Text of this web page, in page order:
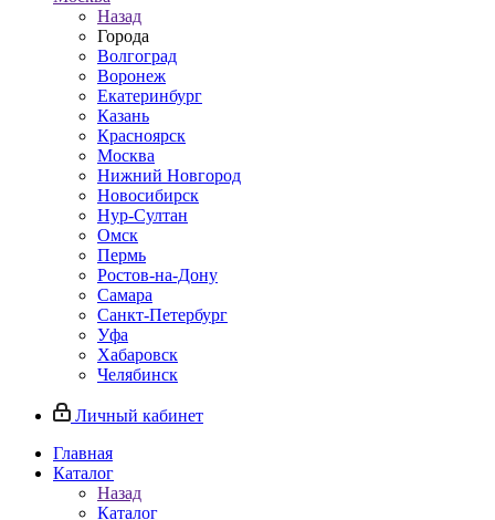
Назад
Города
Волгоград
Воронеж
Екатеринбург
Казань
Красноярск
Москва
Нижний Новгород
Новосибирск
Нур-Султан
Омск
Пермь
Ростов-на-Дону
Самара
Санкт-Петербург
Уфа
Хабаровск
Челябинск
Личный кабинет
Главная
Каталог
Назад
Каталог